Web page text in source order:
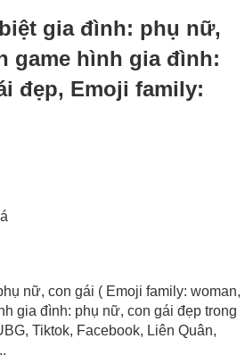
gia đình: phụ nữ,
game hình gia đình:
đẹp, Emoji family:
nữ, con gái ( Emoji family: woman,
gia đình: phụ nữ, con gái đẹp trong
Tiktok, Facebook, Liên Quân,